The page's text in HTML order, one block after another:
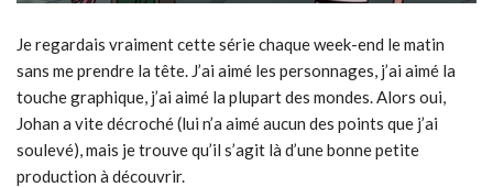
Je regardais vraiment cette série chaque week-end le matin
sans me prendre la tête. J’ai aimé les personnages, j’ai aimé la
touche graphique, j’ai aimé la plupart des mondes. Alors oui,
Johan a vite décroché (lui n’a aimé aucun des points que j’ai
soulevé), mais je trouve qu’il s’agit là d’une bonne petite
production à découvrir.